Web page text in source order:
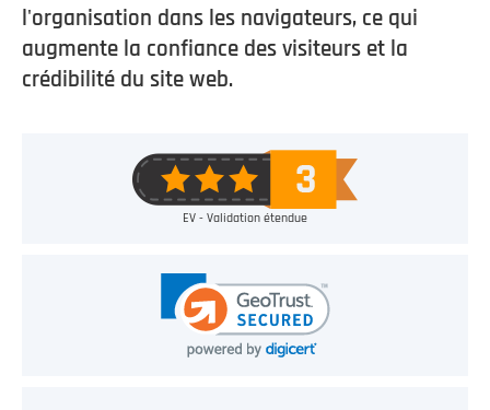
l'organisation dans les navigateurs, ce qui
augmente la confiance des visiteurs et la
crédibilité du site web.
EV - Validation étendue